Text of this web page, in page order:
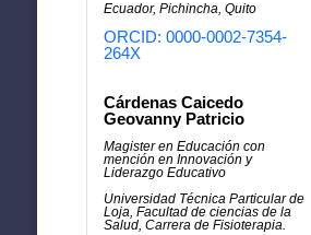
Ecuador, Pichincha, Quito
ORCID: 0000-0002-7354-
264X
Cárdenas Caicedo
Geovanny Patricio
Magister en Educación con
mención en Innovación y
Liderazgo Educativo
Universidad Técnica Particular de
Loja, Facultad de ciencias de la
Salud, Carrera de Fisioterapia.